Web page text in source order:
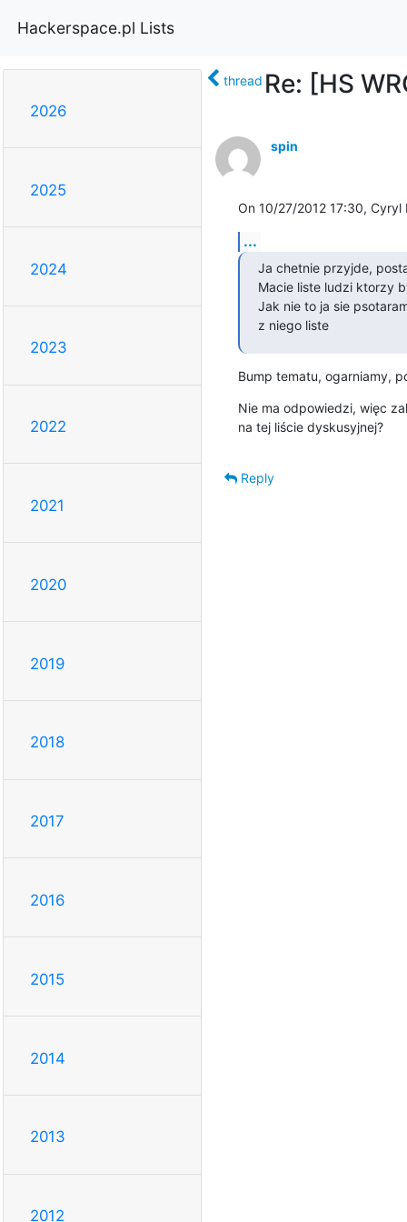
Hackerspace.pl Lists
2026
2025
2024
2023
2022
2021
2020
2019
2018
2017
2016
2015
2014
2013
2012
thread Re: [HS
spin
On 10/27/2012 17:30, Cyryl
...
Ja chetnie przyjde,
Macie liste ludzi ktorzy
Jak nie to ja sie
z niego liste
Bump tematu, ogarniamy,
Nie ma odpowiedzi, więc
na tej liście dyskusyjnej?
Reply